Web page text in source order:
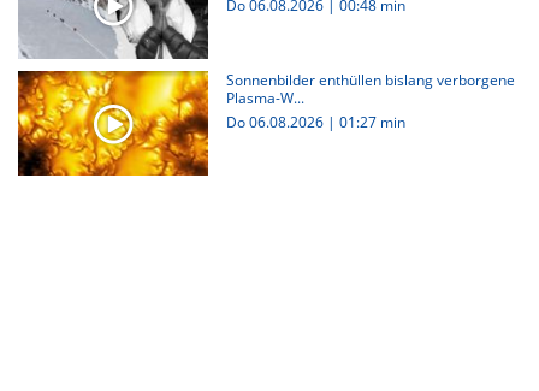
Do 06.08.2026 | 00:48 min
Sonnenbilder enthüllen bislang verborgene
Plasma-W...
Do 06.08.2026 | 01:27 min